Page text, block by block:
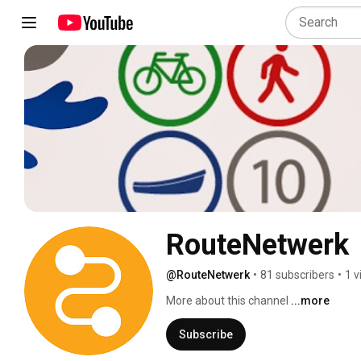
RouteNetwerk
@RouteNetwerk • 81 subscribers • 1
More about this channel ...more
Subscribe